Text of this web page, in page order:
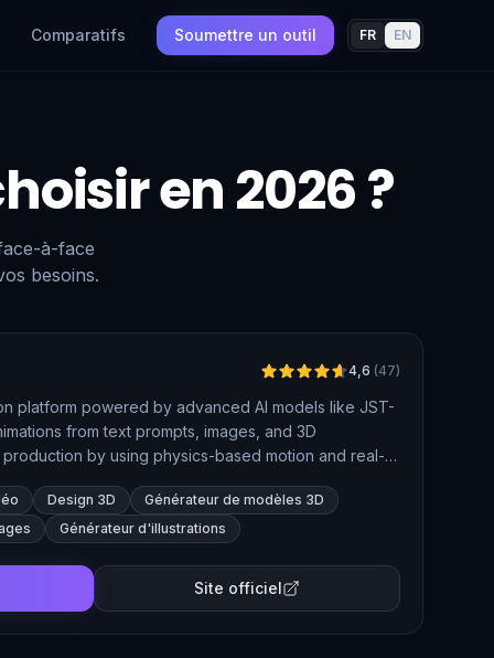
Comparatifs Soumettre un outil FR EN
en 2026 ?
à-face
besoins.
4,6 (47)
platform powered by advanced AI models like JST-
from text prompts, images, and 3D
by using physics-based motion and real-
Design 3D
Générateur de modèles 3D
Générateur d'illustrations
Site officiel